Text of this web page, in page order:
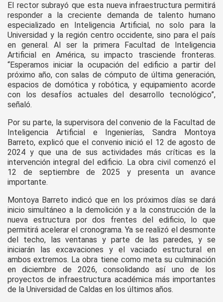
El rector subrayó que esta nueva infraestructura permitirá
responder a la creciente demanda de talento humano
especializado en Inteligencia Artificial, no solo para la
Universidad y la región centro occidente, sino para el país
en general. Al ser la primera Facultad de Inteligencia
Artificial en América, su impacto trasciende fronteras.
“Esperamos iniciar la ocupación del edificio a partir del
próximo año, con salas de cómputo de última generación,
espacios de domótica y robótica, y equipamiento acorde
con los desafíos actuales del desarrollo tecnológico”,
señaló.
Por su parte, la supervisora del convenio de la Facultad de
Inteligencia Artificial e Ingenierías, Sandra Montoya
Barreto, explicó que el convenio inició el 12 de agosto de
2024 y que una de sus actividades más críticas es la
intervención integral del edificio. La obra civil comenzó el
12 de septiembre de 2025 y presenta un avance
importante.
Montoya Barreto indicó que en los próximos días se dará
inicio simultáneo a la demolición y a la construcción de la
nueva estructura por dos frentes del edificio, lo que
permitirá acelerar el cronograma. Ya se realizó el desmonte
del techo, las ventanas y parte de las paredes, y se
iniciarán las excavaciones y el vaciado estructural en
ambos extremos. La obra tiene como meta su culminación
en diciembre de 2026, consolidando así uno de los
proyectos de infraestructura académica más importantes
de la Universidad de Caldas en los últimos años.